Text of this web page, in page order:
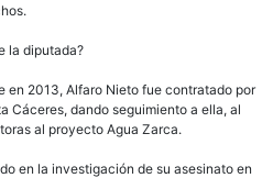
la diputada?
en 2013, Alfaro Nieto fue contratado por
Cáceres, dando seguimiento a ella, al
al proyecto Agua Zarca.
en la investigación de su asesinato en